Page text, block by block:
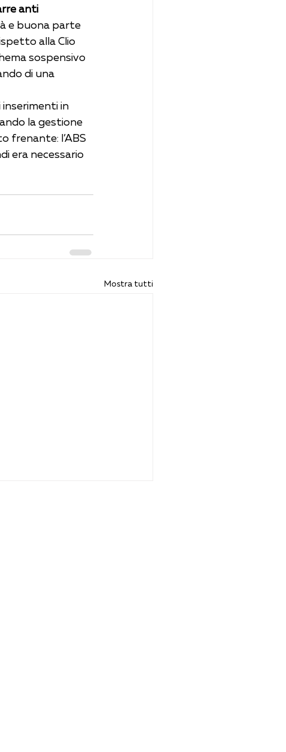
anti
e buona parte
alla Clio
sospensivo
di una
in
la gestione
frenante: l’ABS
era necessario
Mostra tutti